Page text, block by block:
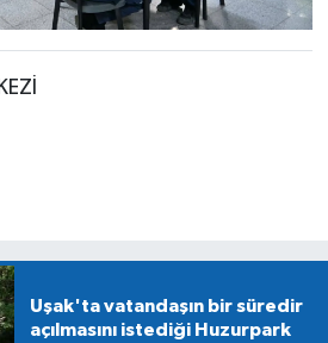
Uşak'ta vatandaşın bir süredir
açılmasını istediği Huzurpark